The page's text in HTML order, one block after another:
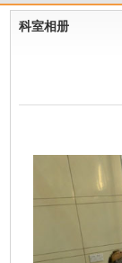
科室相册